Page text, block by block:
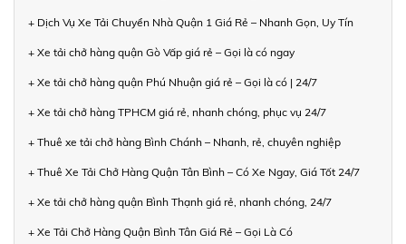
+ Dịch Vụ Xe Tải Chuyển Nhà Quận 1 Giá Rẻ – Nhanh Gọn, Uy Tín
+ Xe tải chở hàng quận Gò Vấp giá rẻ – Gọi là có ngay
+ Xe tải chở hàng quận Phú Nhuận giá rẻ – Gọi là có | 24/7
+ Xe tải chở hàng TPHCM giá rẻ, nhanh chóng, phục vụ 24/7
+ Thuê xe tải chở hàng Bình Chánh – Nhanh, rẻ, chuyên nghiệp
+ Thuê Xe Tải Chở Hàng Quận Tân Bình – Có Xe Ngay, Giá Tốt 24/7
+ Xe tải chở hàng quận Bình Thạnh giá rẻ, nhanh chóng, 24/7
+ Xe Tải Chở Hàng Quận Bình Tân Giá Rẻ – Gọi Là Có